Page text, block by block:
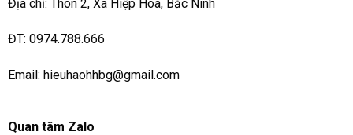
Địa chỉ: Thôn 2, Xã Hiệp Hoà, Bắc Ninh
ĐT: 0974.788.666
Email: hieuhaohhbg@gmail.com
Quan tâm Zalo